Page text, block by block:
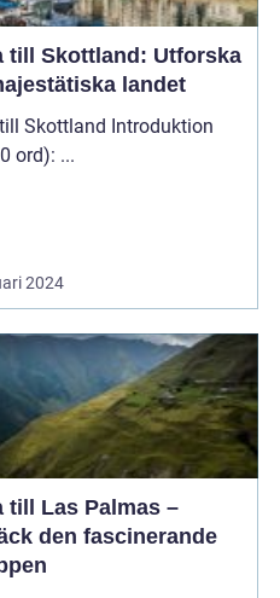
till Skottland: Utforska
landet
Introduktion
(ca 200 ord): ...
2024
till Las Palmas –
den fascinerande